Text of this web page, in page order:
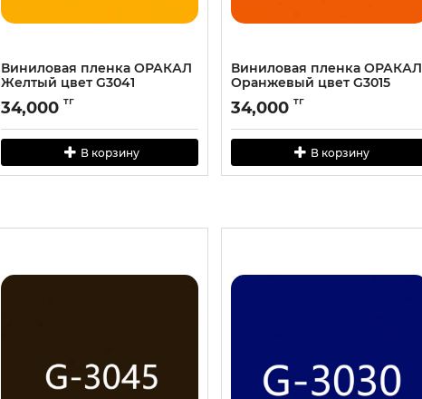
Виниловая пленка ОРАКАЛ
Желтый цвет G3041
34,000 тг
В корзину
Виниловая пленка ОРАКАЛ
Оранжевый цвет G3015
34,000 тг
В корзину